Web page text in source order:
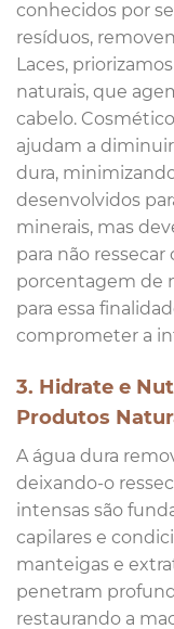
conhecidos por
resíduos,
Laces,
naturais, que
cabelo.
ajudam a
dura,
desenvolvidos
minerais, mas
para não ressecar
porcentagem de
para essa
comprometer a
3. Hidrate e
Produtos
A água dura
deixando-o
intensas são
capilares e
manteigas e
penetram
restaurando a